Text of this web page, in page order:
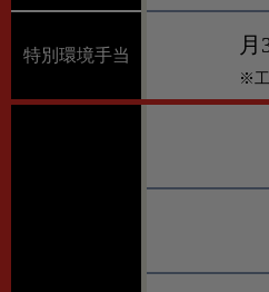
特別環境手当 月
※工